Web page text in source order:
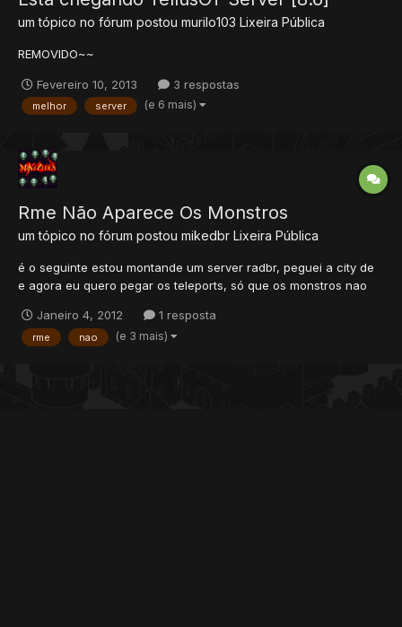
um tópico no fórum postou murilo103 Lixeira Pública
REMOVIDO~~
Fevereiro 10, 2013 3 respostas
melhor server (e 6 mais)
Rme Não Aparece Os Monstros
um tópico no fórum postou mikedbr Lixeira Pública
é o seguinte estou montande um server radbr, peguei a city de
e agora eu quero pegar os teleports, só que os monstros nao
bixo etc... queria saber se tem algum outro moodo, tipo copiar
de outro serv qe ja tem todos os bixo etc... eu...
Janeiro 4, 2012 1 resposta
rme nao (e 3 mais)